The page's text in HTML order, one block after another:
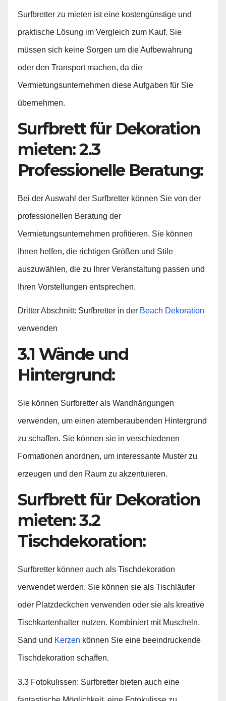
Surfbretter zu mieten ist eine kostengünstige und
praktische Lösung im Vergleich zum Kauf. Sie
müssen sich keine Sorgen um die Aufbewahrung
oder den Transport machen, da die
Vermietungsunternehmen diese Aufgaben für Sie
übernehmen.
Surfbrett für Dekoration
mieten: 2.3
Professionelle Beratung:
Bei der Auswahl der Surfbretter können Sie von der
professionellen Beratung der
Vermietungsunternehmen profitieren. Sie können
Ihnen helfen, die richtigen Größen und Stile
auszuwählen, die zu Ihrer Veranstaltung passen und
Ihren Vorstellungen entsprechen.
Dritter Abschnitt: Surfbretter in der Beach Dekoration
verwenden
3.1 Wände und
Hintergrund:
Sie können Surfbretter als Wandhängungen
verwenden, um einen atemberaubenden Hintergrund
zu schaffen. Sie können sie in verschiedenen
Formationen anordnen, um interessante Muster zu
erzeugen und den Raum zu akzentuieren.
Surfbrett für Dekoration
mieten: 3.2
Tischdekoration:
Surfbretter können auch als Tischdekoration
verwendet werden. Sie können sie als Tischläufer
oder Platzdeckchen verwenden oder sie als kreative
Tischkartenhalter nutzen. Kombiniert mit Muscheln,
Sand und Kerzen können Sie eine beeindruckende
Tischdekoration schaffen.
3.3 Fotokulissen: Surfbretter bieten auch eine